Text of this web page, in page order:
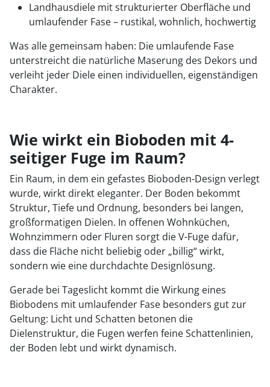
Landhausdiele mit strukturierter Oberfläche und
umlaufender Fase – rustikal, wohnlich, hochwertig
Was alle gemeinsam haben: Die umlaufende Fase
unterstreicht die natürliche Maserung des Dekors und
verleiht jeder Diele einen individuellen, eigenständigen
Charakter.
Wie wirkt ein Bioboden mit 4-
seitiger Fuge im Raum?
Ein Raum, in dem ein gefastes Bioboden-Design verlegt
wurde, wirkt direkt eleganter. Der Boden bekommt
Struktur, Tiefe und Ordnung, besonders bei langen,
großformatigen Dielen. In offenen Wohnküchen,
Wohnzimmern oder Fluren sorgt die V-Fuge dafür,
dass die Fläche nicht beliebig oder „billig“ wirkt,
sondern wie eine durchdachte Designlösung.
Gerade bei Tageslicht kommt die Wirkung eines
Biobodens mit umlaufender Fase besonders gut zur
Geltung: Licht und Schatten betonen die
Dielenstruktur, die Fugen werfen feine Schattenlinien,
der Boden lebt und wirkt dynamisch.